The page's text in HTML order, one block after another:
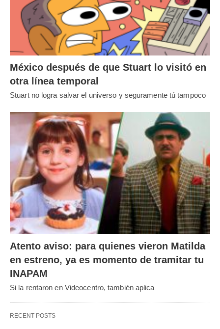
México después de que Stuart lo visitó en
otra línea temporal
Stuart no logra salvar el universo y seguramente tú tampoco
Atento aviso: para quienes vieron Matilda
en estreno, ya es momento de tramitar tu
INAPAM
Si la rentaron en Videocentro, también aplica
RECENT POSTS